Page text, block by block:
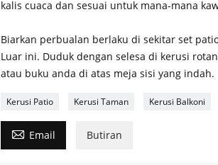
kalis cuaca dan sesuai untuk mana-mana
Biarkan perbualan berlaku di sekitar set
Luar ini. Duduk dengan selesa di kerusi
atau buku anda di atas meja sisi yang indah.
Kerusi Patio Kerusi Taman Kerusi Balkoni
 Email Butiran